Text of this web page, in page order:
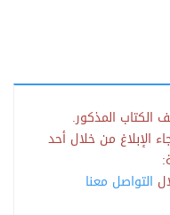
الكتاب المذكور.
الإبلاغ من خلال أحد
التواصل معنا